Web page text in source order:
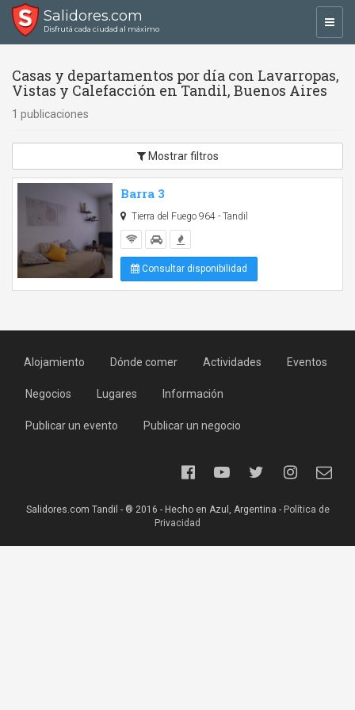
Salidores.com
Disfrutá cada ciudad al máximo
Casas y departamentos por día con Lavarropas,
Vistas y Calefacción en Tandil, Buenos Aires
1 publicaciones
Mostrar filtros
Barra 3
Tierra del Fuego 964 - Tandil
Consultar disponibilidad
Alojamiento Dónde comer Actividades Eventos
Negocios Lugares Información
Publicar un evento Publicar un negocio
Salidores.com Tandil - ® 2016 - Hecho en Azul, Argentina - Política de
Privacidad